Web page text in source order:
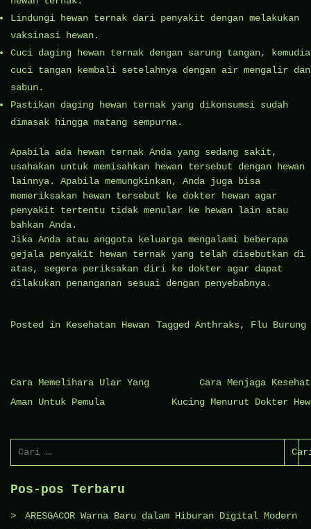
Lindungi hewan ternak dari penyakit dengan melakukan
vaksinasi hewan.
Cuci daging hewan ternak dengan sarung tangan,
cuci tangan kembali setelahnya dengan air mengalir dan
sabun.
Pastikan daging hewan ternak yang dikonsumsi sudah
dimasak hingga matang sempurna.
Apabila ada hewan ternak Anda yang sedang sakit,
usahakan untuk memisahkan hewan tersebut dengan hewan
lainnya. Apabila memungkinkan, Anda juga bisa
memeriksakan hewan tersebut ke dokter hewan agar
penyakit tertentu tidak menular ke hewan lain atau
bahkan Anda.
Jika Anda atau anggota keluarga mengalami beberapa
gejala penyakit hewan ternak yang telah disebutkan di
atas, segera periksakan diri ke dokter agar dapat
dilakukan penanganan sesuai dengan penyebabnya.
Posted in Kesehatan Hewan Tagged Anthraks, Flu Burung
Navigasi
pos
Cara Memelihara Ular Yang
Aman Untuk Pemula
Cara Menjaga
Kucing Menurut Dokter
Pos-pos Terbaru
ARESGACOR Warna Baru dalam Hiburan Digital Modern